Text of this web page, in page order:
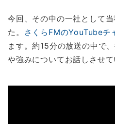
今回、その中の一社として
た。
さくらFMのYouTubeチ
ます。約15分の放送の中で
や強みについてお話しさせて